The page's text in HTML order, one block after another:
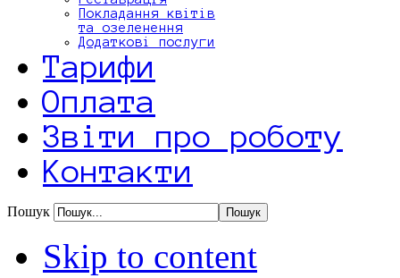
Покладання квітів
та озеленення
Додаткові послуги
Тарифи
Оплата
Звіти про роботу
Контакти
Пошук
Skip to content